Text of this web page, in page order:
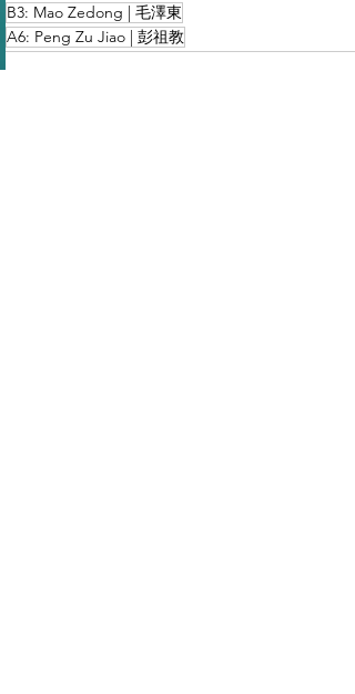
B3: Mao Zedong | 毛澤東
A6: Peng Zu Jiao | 彭祖教